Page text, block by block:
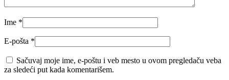
Ime *
E-pošta *
Sačuvaj moje ime, e-poštu i veb mesto u ovom pregledaču veba
za sledeći put kada komentarišem.